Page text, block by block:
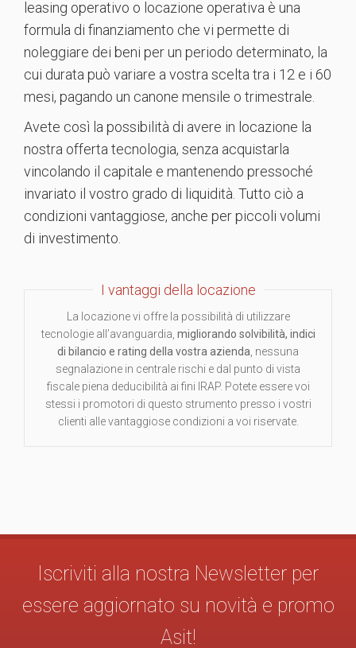
leasing operativo o locazione operativa è una
formula di finanziamento che vi permette di
noleggiare dei beni per un periodo determinato, la
cui durata può variare a vostra scelta tra i 12 e i 60
mesi, pagando un canone mensile o trimestrale.
Avete così la possibilità di avere in locazione la
nostra offerta tecnologia, senza acquistarla
vincolando il capitale e mantenendo pressoché
invariato il vostro grado di liquidità. Tutto ciò a
condizioni vantaggiose, anche per piccoli volumi
di investimento.
I vantaggi della locazione
La locazione vi offre la possibilità di utilizzare
tecnologie all’avanguardia, migliorando solvibilità, indici
di bilancio e rating della vostra azienda , nessuna
segnalazione in centrale rischi e dal punto di vista
fiscale piena deducibilità ai fini IRAP. Potete essere voi
stessi i promotori di questo strumento presso i vostri
clienti alle vantaggiose condizioni a voi riservate.
Iscriviti alla nostra Newsletter per
essere aggiornato su novità e promo
Asit!